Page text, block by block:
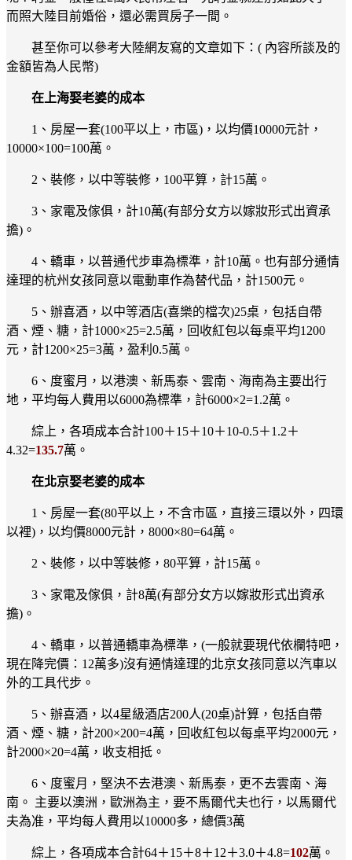
而照大陸目前婚俗，還必需買房子一間。
甚至你可以參考大陸網友寫的文章如下：( 內容所談及的
金額皆為人民幣)
在上海娶老婆的成本
1、房屋一套(100平以上，市區)，以均價10000元計，
10000×100=100萬。
2、裝修，以中等裝修，100平算，計15萬。
3、家電及傢俱，計10萬(有部分女方以嫁妝形式出資承
擔)。
4、轎車，以普通代步車為標準，計10萬。也有部分通情
達理的杭州女孩同意以電動車作為替代品，計1500元。
5、辦喜酒，以中等酒店(喜樂的檔次)25桌，包括自帶
酒、煙、糖，計1000×25=2.5萬，回收紅包以每桌平均1200
元，計1200×25=3萬，盈利0.5萬。
6、度蜜月，以港澳、新馬泰、雲南、海南為主要出行
地，平均每人費用以6000為標準，計6000×2=1.2萬。
綜上，各項成本合計100＋15＋10＋10-0.5＋1.2＋
4.32=135.7萬。
在北京娶老婆的成本
1、房屋一套(80平以上，不含市區，直接三環以外，四環
以裡)，以均價8000元計，8000×80=64萬。
2、裝修，以中等裝修，80平算，計15萬。
3、家電及傢俱，計8萬(有部分女方以嫁妝形式出資承
擔)。
4、轎車，以普通轎車為標準，(一般就要現代依欄特吧，
現在降完價：12萬多)沒有通情達理的北京女孩同意以汽車以
外的工具代步。
5、辦喜酒，以4星級酒店200人(20桌)計算，包括自帶
酒、煙、糖，計200×200=4萬，回收紅包以每桌平均2000元，
計2000×20=4萬，收支相抵。
6、度蜜月，堅決不去港澳、新馬泰，更不去雲南、海
南。 主要以澳洲，歐洲為主，要不馬爾代夫也行，以馬爾代
夫為准，平均每人費用以10000多，總價3萬
綜上，各項成本合計64＋15＋8＋12＋3.0＋4.8=102萬。